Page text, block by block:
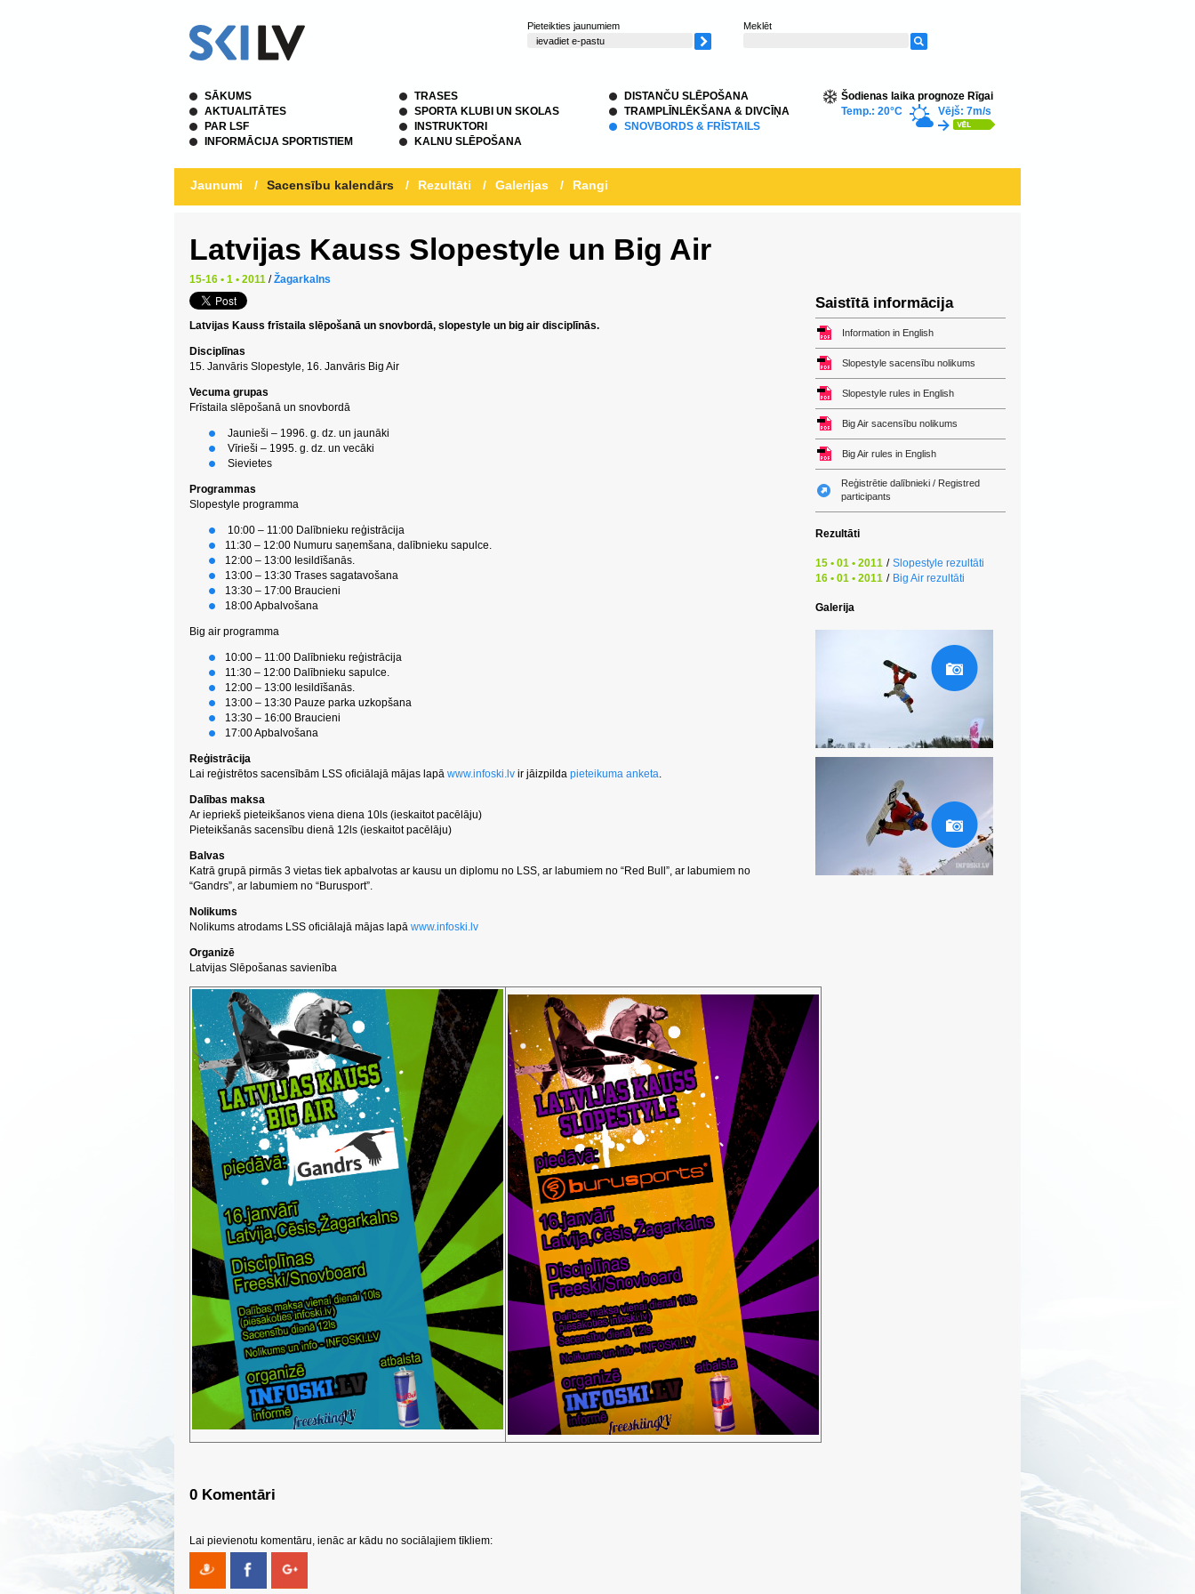
Pieteikties jaunumiem Meklēt
SĀKUMS
AKTUALITĀTES
PAR LSF
INFORMĀCIJA SPORTISTIEM
TRASES
SPORTA KLUBI UN SKOLAS
INSTRUKTORI
KALNU SLĒPOŠANA
DISTANČU SLĒPOŠANA
TRAMPLĪNLĒKŠANA & DIVCĪŅA
SNOVBORDS & FRĪSTAILS
Šodienas laika prognoze Rīgai
Temp.: 20°C
Vējš: 7m/s
Jaunumi / Sacensību kalendārs / Rezultāti / Galerijas / Rangi
Latvijas Kauss Slopestyle un Big Air
15-16 • 1 • 2011 /Žagarkalns
Latvijas Kauss frīstaila slēpošanā un snovbordā, slopestyle un big air disciplīnās.
Disciplīnas
15. Janvāris Slopestyle, 16. Janvāris Big Air
Vecuma grupas
Frīstaila slēpošanā un snovbordā
Jaunieši – 1996. g. dz. un jaunāki
Vīrieši – 1995. g. dz. un vecāki
Sievietes
Programmas
Slopestyle programma
10:00 – 11:00 Dalībnieku reģistrācija
11:30 – 12:00 Numuru saņemšana, dalībnieku sapulce.
12:00 – 13:00 Iesildīšanās.
13:00 – 13:30 Trases sagatavošana
13:30 – 17:00 Braucieni
18:00 Apbalvošana
Big air programma
10:00 – 11:00 Dalībnieku reģistrācija
11:30 – 12:00 Dalībnieku sapulce.
12:00 – 13:00 Iesildīšanās.
13:00 – 13:30 Pauze parka uzkopšana
13:30 – 16:00 Braucieni
17:00 Apbalvošana
Reģistrācija
Lai reģistrētos sacensībām LSS oficiālajā mājas lapā www.infoski.lv ir jāizpilda pieteikuma anketa.
Dalības maksa
Ar iepriekš pieteikšanos viena diena 10ls (ieskaitot pacēlāju)
Pieteikšanās sacensību dienā 12ls (ieskaitot pacēlāju)
Balvas
Katrā grupā pirmās 3 vietas tiek apbalvotas ar kausu un diplomu no LSS, ar labumiem no “Red Bull”, ar labumiem no
“Gandrs”, ar labumiem no “Burusport”.
Nolikums
Nolikums atrodams LSS oficiālajā mājas lapā www.infoski.lv
Organizē
Latvijas Slēpošanas savienība
0 Komentāri
Lai pievienotu komentāru, ienāc ar kādu no sociālajiem tīkliem:
Saistītā informācija
Information in English
Slopestyle sacensību nolikums
Slopestyle rules in English
Big Air sacensību nolikums
Big Air rules in English
Reģistrētie dalībnieki / Registred
participants
Rezultāti
15 • 01 • 2011 / Slopestyle rezultāti
16 • 01 • 2011 / Big Air rezultāti
Galerija